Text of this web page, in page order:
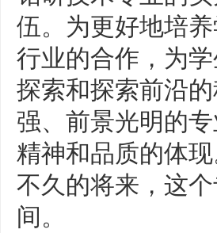
伍。为更好地培
行业的合作，为
探索和探索前沿
强、前景光明的
精神和品质的体
不久的将来，这
间。